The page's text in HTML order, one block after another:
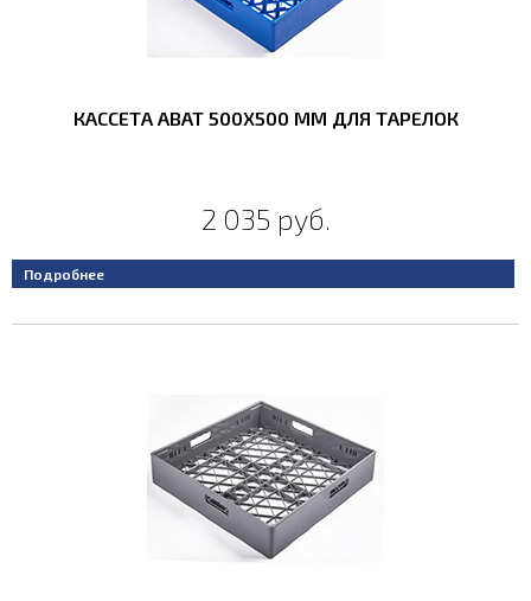
КАССЕТА ABAT 500X500 ММ ДЛЯ ТАРЕЛОК
2 035 руб.
Подробнее